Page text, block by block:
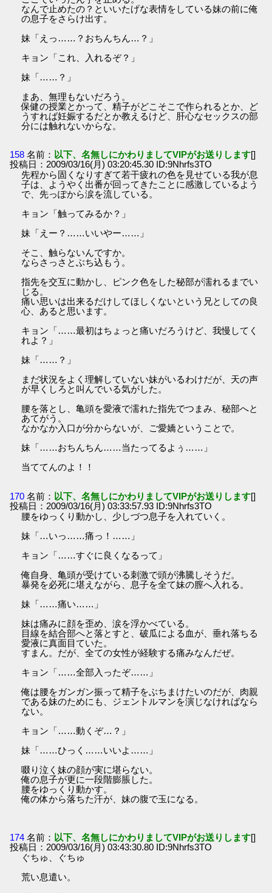
なんで止めたの？といいたげな表情をしている妹の前に俺
の息子をさらけ出す。
妹「えっ……？おちんちん…？」
キョン「これ、入れるぞ？」
妹「……？」
まあ、無理もないだろう。
保健の授業とかって、精子がどこそこで作られるとか、ど
うすれば妊娠するだとか教えるけど、肝心なセックスの部
分には触れないからな。
158 名前： 以下、名無しにかわりましてVIPがお送りします[]
投稿日：2009/03/16(月) 03:20:45.30 ID:9Nhrfs3TO
先程から固くなりすぎて若干疲れの色を見せている我が息
子は、ようやく出番が回ってきたことに感激しているよう
で、先っぽから涙を流している。
キョン「触ってみるか？」
妹「えー？……いいやー……」
そこ、触らないんですか。
ならさっさとぶち込もう。
指先を交互に動かし、ピンク色をした秘部が濡れるまでい
じる。
痛い思いは出来るだけしてほしくないという兄としての良
心、あると思います。
キョン「……最初はちょっと痛いだろうけど、我慢してく
れよ？」
妹「……？」
まだ状況をよく理解していない妹がいるわけだが、天の声
が早くしろと叫んでいる気がした。
腰を落とし、亀頭を愛液で濡れた指先でつまみ、秘部へと
あてがう。
なかなか入口が分からないが、ご愛嬌ということで。
妹「……おちんちん……当たってるよぅ……」
当ててんのよ！！
170 名前： 以下、名無しにかわりましてVIPがお送りします[]
投稿日：2009/03/16(月) 03:33:57.93 ID:9Nhrfs3TO
腰をゆっくり動かし、少しづつ息子を入れていく。
妹「…いっ……痛っ！……」
キョン「……すぐに良くなるって」
俺自身、亀頭が受けている刺激で頭が沸騰しそうだ。
暴発を必死に堪えながら、息子を全て妹の膣へ入れる。
妹「……痛い……」
妹は痛みに顔を歪め、涙を浮かべている。
目線を結合部へと落とすと、破瓜による血が、垂れ落ちる
愛液に真面目ていた。
すまん。だが、全ての女性が経験する痛みなんだぜ。
キョン「……全部入ったぞ……」
俺は腰をガンガン振って精子をぶちまけたいのだが、肉親
である妹のためにも、ジェントルマンを演じなければなら
ない。
キョン「……動くぞ…？」
妹「……ひっく……いいよ……」
啜り泣く妹の顔が実に堪らない。
俺の息子が更に一段階膨脹した。
腰をゆっくり動かす。
俺の体から落ちた汗が、妹の腹で玉になる。
174 名前： 以下、名無しにかわりましてVIPがお送りします[]
投稿日：2009/03/16(月) 03:43:30.80 ID:9Nhrfs3TO
ぐちゅ、ぐちゅ
荒い息遣い。